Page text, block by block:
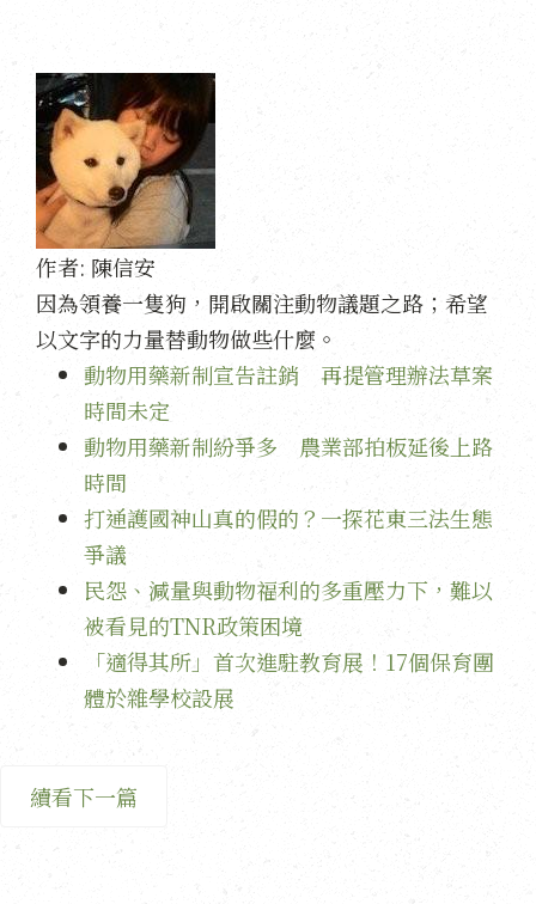
作者: 陳信安
因為領養一隻狗，開啟關注動物議題之路；希望
以文字的力量替動物做些什麼。
動物用藥新制宣告註銷 再提管理辦法草案
時間未定
動物用藥新制紛爭多 農業部拍板延後上路
時間
打通護國神山真的假的？一探花東三法生態
爭議
民怨、減量與動物福利的多重壓力下，難以
被看見的TNR政策困境
「適得其所」首次進駐教育展！17個保育團
體於雜學校設展
續看下一篇